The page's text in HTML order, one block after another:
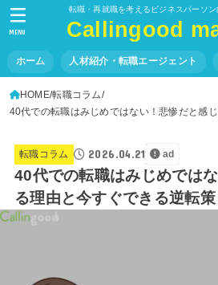
転職・再就職を考えるビジネスパーソ
Callingood
ホーム 人材紹介・転職エージェント
MENU
HOME 転職コラム
40代での転職はみじめではない！悲惨だと感
転職コラム 2026.04.21 ad
40代での転職はみじめでは
る理由と今すぐできる逆転策